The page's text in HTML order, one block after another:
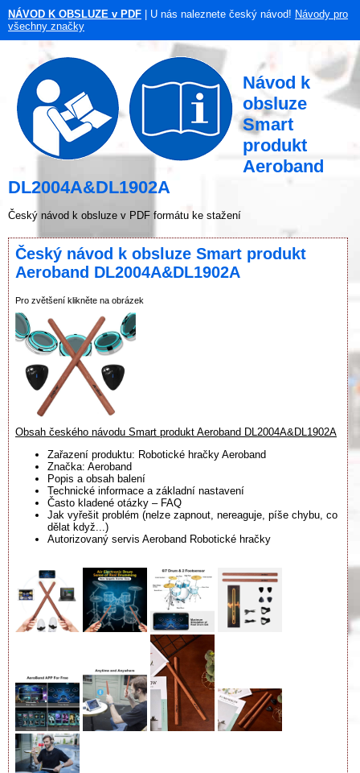
NÁVOD K OBSLUZE v PDF | U nás naleznete český návod! Návody pro
všechny značky
Návod k
obsluze
Smart
produkt
Aeroband
DL2004A&DL1902A
Český návod k obsluze v PDF formátu ke stažení
Český návod k obsluze Smart produkt
Aeroband DL2004A&DL1902A
Pro zvětšení klikněte na obrázek
Obsah českého návodu Smart produkt Aeroband DL2004A&DL1902A
Zařazení produktu: Robotické hračky Aeroband
Značka: Aeroband
Popis a obsah balení
Technické informace a základní nastavení
Často kladené otázky – FAQ
Jak vyřešit problém (nelze zapnout, nereaguje, píše chybu, co
dělat když...)
Autorizovaný servis Aeroband Robotické hračky